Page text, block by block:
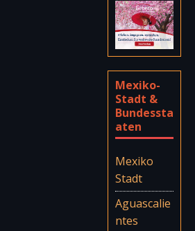
Mexiko-
Stadt &
Bundessta
aten
Mexiko
Stadt
Aguascalie
ntes